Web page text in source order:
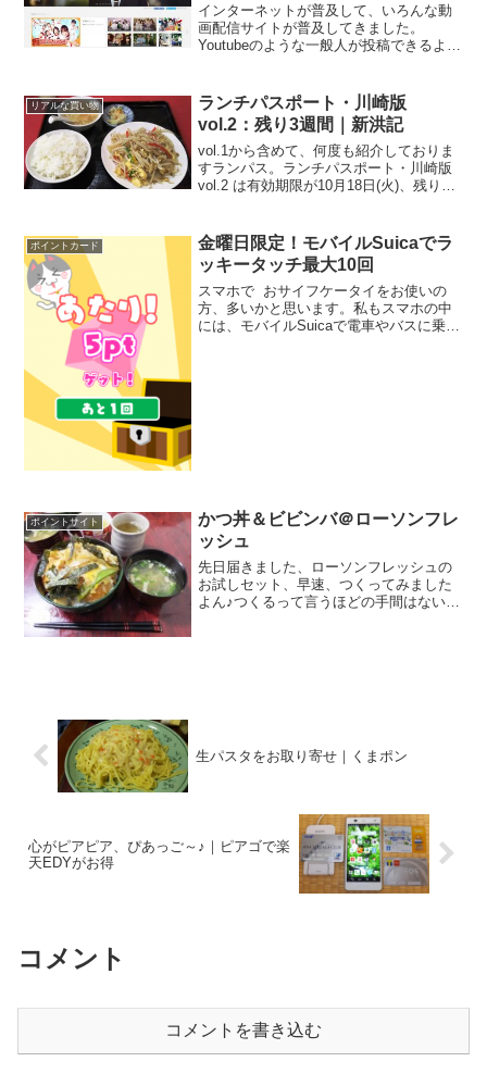
インターネットが普及して、いろんな動
画配信サイトが普及してきました。
Youtubeのような一般人が投稿できるよう
ど、色とりどり。そんな動画配信サイト
の中でも、話題のサイト...
リアルな買い物
ランチパスポート・川崎版
vol.2：残り3週間｜新洪記
vol.1から含めて、何度も紹介しておりま
すランパス。ランチパスポート・川崎版
vol.2 は有効期限が10月18日(火)、残り三
用した店舗は11店。とうの昔に元は取
り...
ポイントカード
金曜日限定！モバイルSuicaでラ
ッキータッチ最大10回
スマホで おサイフケータイをお使いの
方、多いかと思います。私もスマホの中
には、モバイルSuicaで電車やバスに乗っ
ポイントサイト
かつ丼＆ビビンバ＠ローソンフレ
ッシュ
先日届きました、ローソンフレッシュの
お試しセット、早速、つくってみました
よん♪つくるって言うほどの手間はないの
生パスタをお取り寄せ｜くまポン
心がピアピア、ぴあっご～♪｜ピアゴで楽
天EDYがお得
コメント
コメントを書き込む